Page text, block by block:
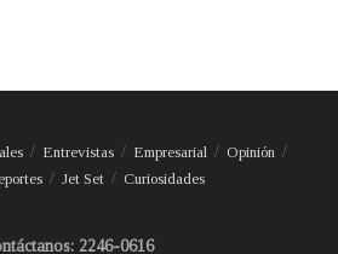
Entrevistas Empresarial
Opinión
Jet Set Curiosidades
2246-0616